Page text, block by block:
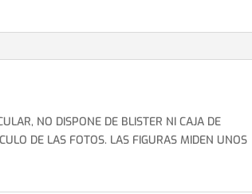
NO DISPONE DE BLISTER NI CAJA DE
DE LAS FOTOS. LAS FIGURAS MIDEN UNOS